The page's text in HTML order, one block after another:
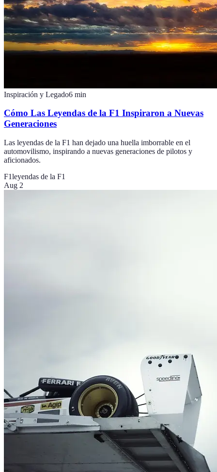
Inspiración y Legado6 min
Cómo Las Leyendas de la F1 Inspiraron a Nuevas
Generaciones
Las leyendas de la F1 han dejado una huella imborrable en el
automovilismo, inspirando a nuevas generaciones de pilotos y
aficionados.
F1leyendas de la F1
Aug 2